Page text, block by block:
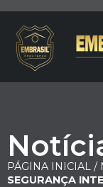
PÁGINA INICIAL /
SEGURANÇA